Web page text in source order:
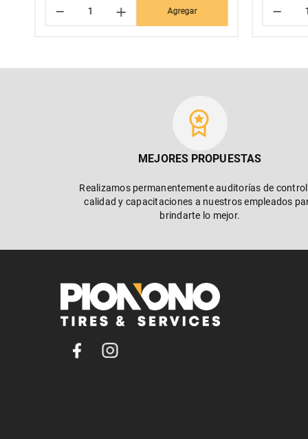
＋
－ Agregar －
MEJORES PROPUESTAS
Realizamos permanentemente auditorías de
calidad y capacitaciones a nuestros empleados
brindarte lo mejor.